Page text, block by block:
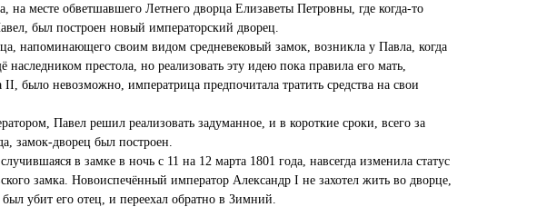
на месте обветшавшего Летнего дворца Елизаветы Петровны, где когда-то
был построен новый императорский дворец.
напоминающего своим видом средневековый замок, возникла у Павла, когда
наследником престола, но реализовать эту идею пока правила его мать,
II, было невозможно, императрица предпочитала тратить средства на свои
Павел решил реализовать задуманное, и в короткие сроки, всего за
замок-дворец был построен.
в замке в ночь с 11 на 12 марта 1801 года, навсегда изменила статус
замка. Новоиспечённый император Александр I не захотел жить во дворце,
убит его отец, и переехал обратно в Зимний.